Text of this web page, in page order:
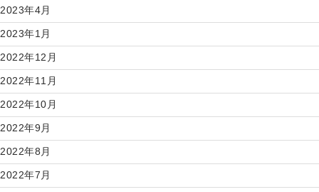
2023年4月
2023年1月
2022年12月
2022年11月
2022年10月
2022年9月
2022年8月
2022年7月